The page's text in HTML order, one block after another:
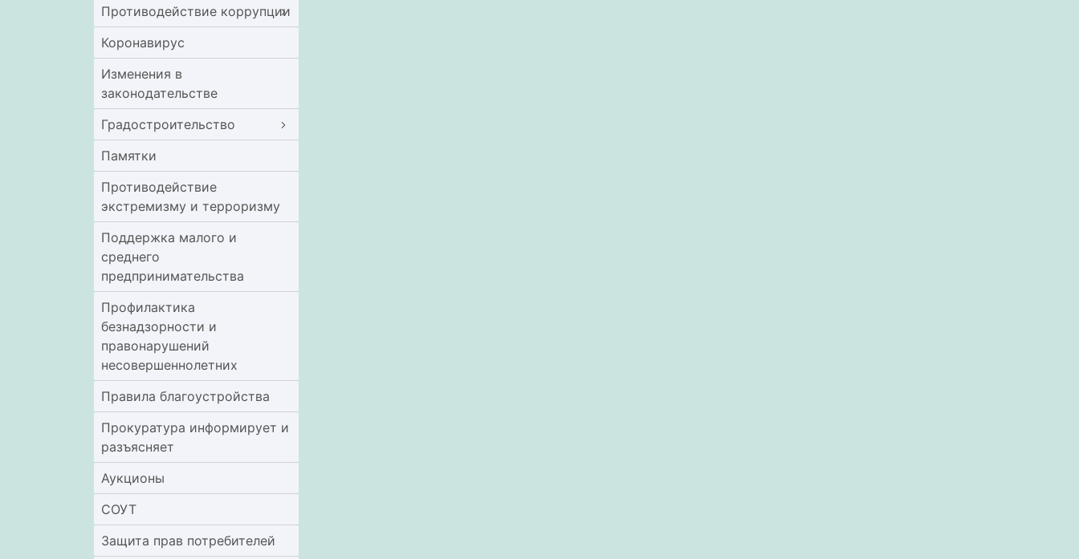
Противодействие коррупции
Коронавирус
Изменения в
законодательстве
Градостроительство
Памятки
Противодействие
экстремизму и терроризму
Поддержка малого и
среднего
предпринимательства
Профилактика
безнадзорности и
правонарушений
несовершеннолетних
Правила благоустройства
Прокуратура информирует и
разъясняет
Аукционы
СОУТ
Защита прав потребителей